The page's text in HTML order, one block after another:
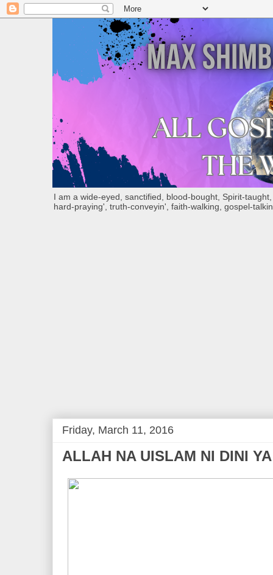
I am a wide-eyed, sanctified, blood-bought, Spirit-
hard-praying', truth-conveyin', faith-walking, gospel-
Friday, March 11, 2016
ALLAH NA UISLAM NI DINI